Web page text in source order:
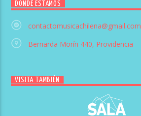
DÓNDE ESTAMOS
contactomusicachilena@gmail.com
Bernarda Morín 440, Providencia
VISITA TAMBIÉN